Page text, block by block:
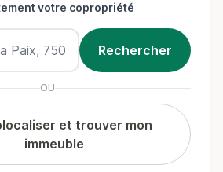
votre copropriété
OU
et trouver mon
immeuble